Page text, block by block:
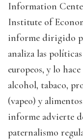
Information
Institute of
informe dirigido
analiza las
europeos, y lo
alcohol, tabaco,
(vapeo) y
informe advierte
paternalismo